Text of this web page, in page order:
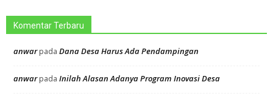
Komentar Terbaru
anwarpada Dana Desa Harus Ada Pendampingan
anwarpada Inilah Alasan Adanya Program Inovasi Desa